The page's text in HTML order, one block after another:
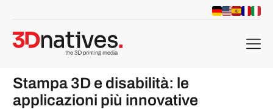
menu
Stampa 3D e disabilità: le
applicazioni più innovative